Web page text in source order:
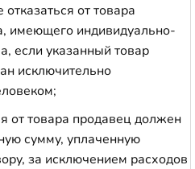
от товара
имеющего индивидуально-
если указанный товар
исключительно
от товара продавец должен
сумму, уплаченную
за исключением расходов